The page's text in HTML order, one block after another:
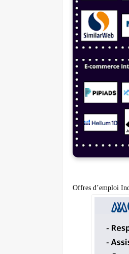
Offres d’emploi